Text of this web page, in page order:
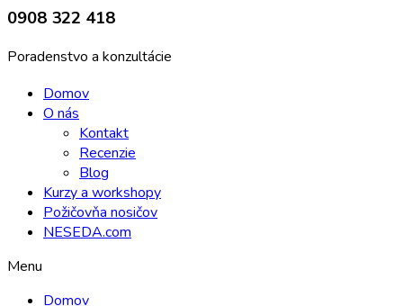
0908 322 418
Poradenstvo a konzultácie
Domov
O nás
Kontakt
Recenzie
Blog
Kurzy a workshopy
Požičovňa nosičov
NESEDA.com
Menu
Domov